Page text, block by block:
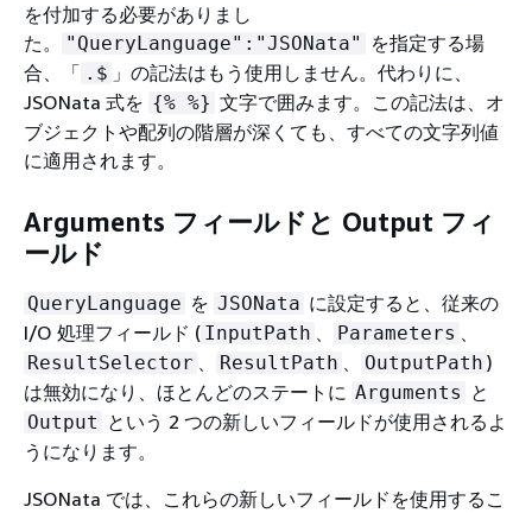
を付加する必要がありまし
た。
"QueryLanguage":"JSONata"
を指定する場
合、「 .$ 」の記法はもう使用しません。代わりに、
JSONata 式を {% %} 文字で囲みます。この記法は、オ
ブジェクトや配列の階層が深くても、すべての文字列値
に適用されます。
Arguments フィールドと Output フィ
ールド
QueryLanguage を JSONata に設定すると、従来の
I/O 処理フィールド ( InputPath Parameters
ResultSelector ResultPath OutputPath )
は無効になり、ほとんどのステートに Arguments と
Output という 2 つの新しいフィールドが使用されるよ
うになります。
JSONata では、これらの新しいフィールドを使用するこ